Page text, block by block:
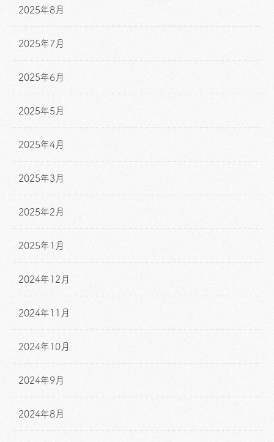
2025年8月
2025年7月
2025年6月
2025年5月
2025年4月
2025年3月
2025年2月
2025年1月
2024年12月
2024年11月
2024年10月
2024年9月
2024年8月